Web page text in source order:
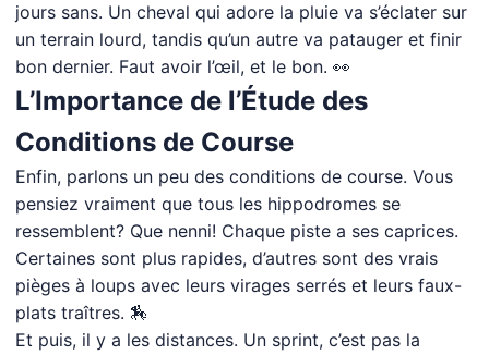
jours sans. Un cheval qui adore la pluie va s’éclater sur
un terrain lourd, tandis qu’un autre va patauger et finir
bon dernier. Faut avoir l’œil, et le bon. 👀
L’Importance de l’Étude des
Conditions de Course
Enfin, parlons un peu des conditions de course. Vous
pensiez vraiment que tous les hippodromes se
ressemblent? Que nenni! Chaque piste a ses caprices.
Certaines sont plus rapides, d’autres sont des vrais
pièges à loups avec leurs virages serrés et leurs faux-
plats traîtres. 🏇
Et puis, il y a les distances. Un sprint, c’est pas la